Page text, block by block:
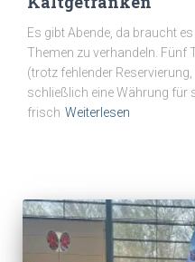
Es gibt Abende, da braucht
Themen zu verhandeln. Fünf
(trotz fehlender
schließlich eine Währung für
frisch Weiterlesen